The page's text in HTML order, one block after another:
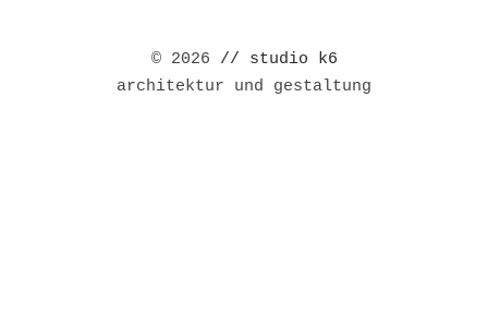
© 2026 // studio k6
architektur und gestaltung